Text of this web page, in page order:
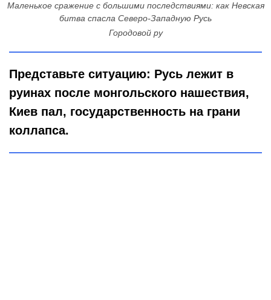
Маленькое сражение с большими последствиями: как Невская
битва спасла Северо-Западную Русь
Городовой ру
Представьте ситуацию: Русь лежит в
руинах после монгольского нашествия,
Киев пал, государственность на грани
коллапса.